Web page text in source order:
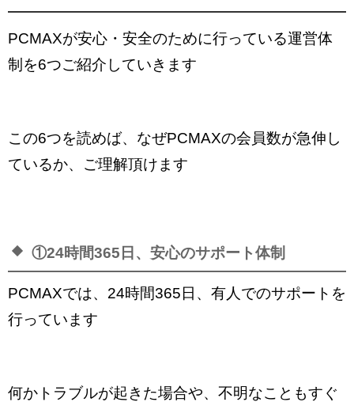
PCMAXが安心・安全のために行っている運営体
制を6つご紹介していきます
この6つを読めば、なぜPCMAXの会員数が急伸し
ているか、ご理解頂けます
①24時間365日、安心のサポート体制
PCMAXでは、24時間365日、有人でのサポートを
行っています
何かトラブルが起きた場合や、不明なこともすぐ